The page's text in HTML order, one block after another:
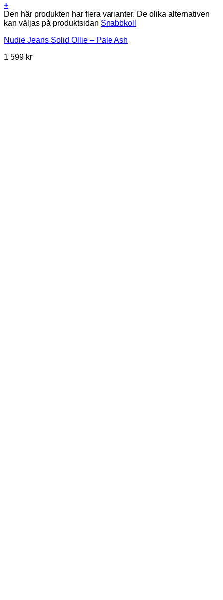
+
Den här produkten har flera varianter. De olika alternativen
kan väljas på produktsidan Snabbkoll
Nudie Jeans Solid Ollie – Pale Ash
1 599 kr